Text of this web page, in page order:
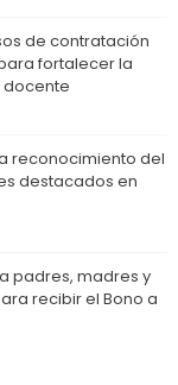
de contratación
fortalecer la
docente
reconocimiento del
destacados en
padres, madres y
recibir el Bono a